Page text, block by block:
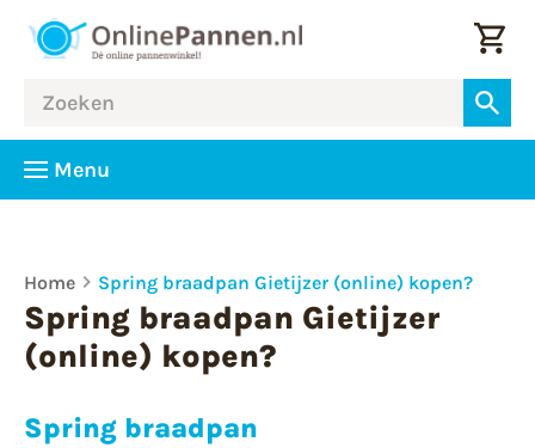
Menu
Home Spring braadpan Gietijzer (online) kopen?
Spring braadpan Gietijzer
(online) kopen?
Spring braadpan